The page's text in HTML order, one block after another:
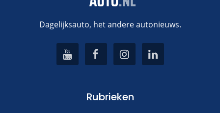
Dagelijksauto, het andere autonieuws.
Rubrieken